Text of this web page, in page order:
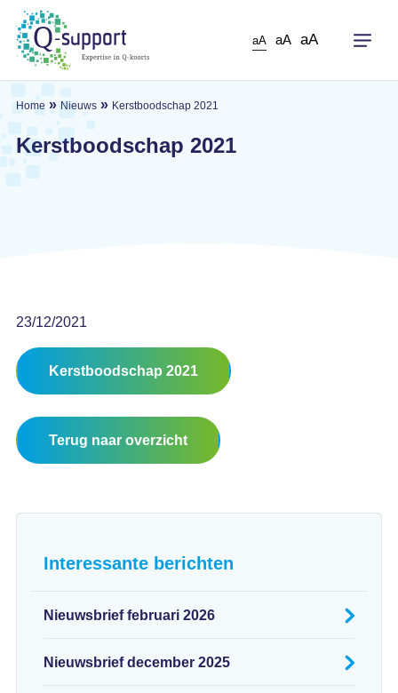
Skip
main
content
aA aA aA
Home » Nieuws» Kerstboodschap 2021
Kerstboodschap 2021
23/12/2021
Kerstboodschap 2021
Terug naar overzicht
Interessante berichten
Nieuwsbrief februari 2026
Nieuwsbrief december 2025